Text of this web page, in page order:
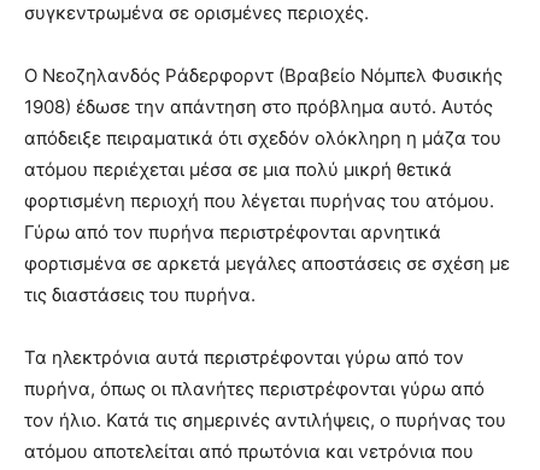
συγκεντρωμένα σε ορισμένες περιοχές.
Ο Νεοζηλανδός Ράδερφορντ (Βραβείο Νόμπελ Φυσικής
1908) έδωσε την απάντηση στο πρόβλημα αυτό. Αυτός
απόδειξε πειραματικά ότι σχεδόν ολόκληρη η μάζα του
ατόμου περιέχεται μέσα σε μια πολύ μικρή θετικά
φορτισμένη περιοχή που λέγεται πυρήνας του ατόμου.
Γύρω από τον πυρήνα περιστρέφονται αρνητικά
φορτισμένα σε αρκετά μεγάλες αποστάσεις σε σχέση με
τις διαστάσεις του πυρήνα.
Τα ηλεκτρόνια αυτά περιστρέφονται γύρω από τον
πυρήνα, όπως οι πλανήτες περιστρέφονται γύρω από
τον ήλιο. Κατά τις σημερινές αντιλήψεις, ο πυρήνας του
ατόμου αποτελείται από πρωτόνια και νετρόνια που